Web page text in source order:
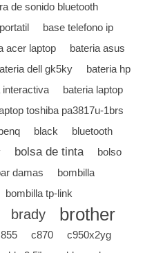
de sonido bluetooth
base telefono ip
acer laptop
bateria asus
dell gk5ky
bateria hp
interactiva
bateria laptop
toshiba pa3817u-1brs
black
bluetooth
bolsa de tinta
bolso
damas
bombilla
bombilla tp-link
brady brother
c870
c950x2yg